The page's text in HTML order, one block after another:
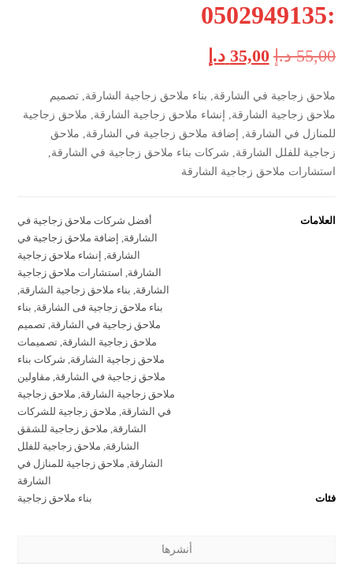
:0502949135
55,00 د.إ 35,00 د.إ
ملاحق زجاجية في الشارقة, بناء ملاحق زجاجية الشارقة, تصميم
ملاحق زجاجية الشارقة, إنشاء ملاحق زجاجية الشارقة, ملاحق زجاجية
للمنازل في الشارقة, إضافة ملاحق زجاجية في الشارقة, ملاحق
زجاجية للفلل الشارقة, شركات بناء ملاحق زجاجية في الشارقة,
استشارات ملاحق زجاجية الشارقة
العلامات
أفضل شركات ملاحق زجاجية في
الشارقة,
إضافة ملاحق زجاجية في
الشارقة,
إنشاء ملاحق زجاجية
الشارقة,
استشارات ملاحق زجاجية
الشارقة, بناء ملاحق زجاجية الشارقة,
بناء ملاحق زجاجية فى الشارقة, بناء
ملاحق زجاجية في الشارقة, تصميم
ملاحق زجاجية الشارقة, تصميمات
ملاحق زجاجية الشارقة, شركات بناء
ملاحق زجاجية في الشارقة, مقاولين
ملاحق زجاجية الشارقة, ملاحق زجاجية
في الشارقة, ملاحق زجاجية للشركات
الشارقة, ملاحق زجاجية للشقق
الشارقة, ملاحق زجاجية للفلل
الشارقة, ملاحق زجاجية للمنازل في
الشارقة
فئات
بناء ملاحق زجاجية